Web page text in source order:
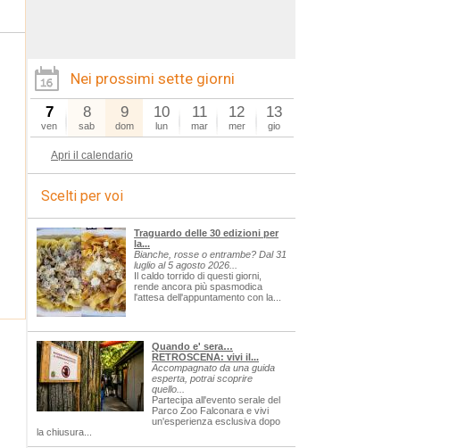
Nei prossimi sette giorni
7
ven
8
sab
9
dom
10
lun
11
mar
12
mer
13
gio
Apri il calendario
Scelti per voi
Traguardo delle 30 edizioni per
la...
Bianche, rosse o entrambe? Dal 31
luglio al 5 agosto 2026...
Il caldo torrido di questi giorni,
rende ancora più spasmodica
l'attesa dell'appuntamento con la...
Quando e' sera…
RETROSCENA: vivi il...
Accompagnato da una guida
esperta, potrai scoprire
quello...
Partecipa all'evento serale del
Parco Zoo Falconara e vivi
un'esperienza esclusiva dopo
la chiusura...